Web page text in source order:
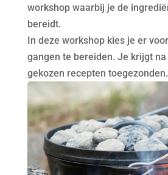
workshop waarbij je de
bereidt.
In deze workshop kies je er
gangen te bereiden. Je krijgt
gekozen recepten toegezonden.